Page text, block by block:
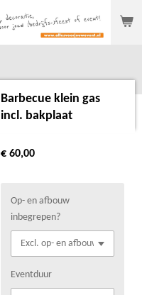
Barbecue klein gas
incl. bakplaat
€ 60,00
Op- en afbouw
inbegrepen?
Eventduur